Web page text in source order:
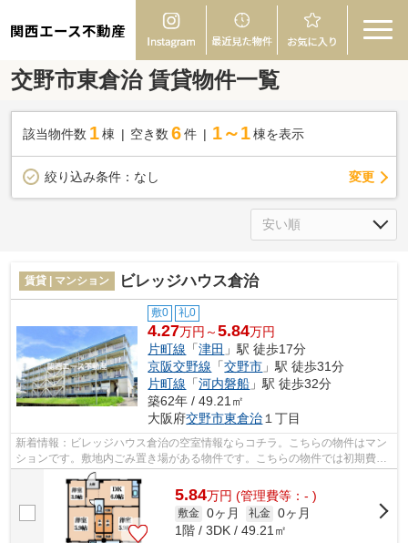
関西エース不動産
交野市東倉治 賃貸物件一覧
該当物件数 1棟 空き数 6 件 1～1 棟を表示
絞り込み条件： なし 変更
賃貸 | マンション ビレッジハウス倉治
敷0 礼0
4.27万円～5.84万円
片町線 「津田 」駅 徒歩17分
京阪交野線 「交野市 」駅 徒歩31分
片町線 「河内磐船 」駅 徒歩32分
築62年 / 49.21㎡
大阪府交野市東倉治 １丁目
新着情報：ビレッジハウス倉治の空室情報ならコチラ。こちらの物件はマン
ションです。敷地内ごみ置き場がある物件です。こちらの物件では初期費用
をカードでお支払いいただけます。丁...
5.84万円 (管理費等：- )
敷金 0ヶ月 礼金 0ヶ月
1階 / 3DK / 49.21㎡